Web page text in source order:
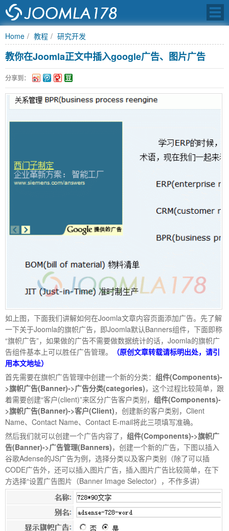
JOOMLA中文之
家,JOOMLA,JOOMLA模
板,JOOMLA教程,JOOMLA扩展
Home 教程 研究开发
教你在Joomla正文中插入google广告、图片广告
分享到：
如上图，下面我们讲解如何在Joomla文章内容页面添加广告。先了解
一下关于Joomla的旗帜广告，即Joomla默认Banners组件，下面即称
“旗帜广告”，如果做的广告不需要做数据统计的话，Joomla的旗帜广
告组件基本上可以胜任广告管理。
（原创文章转载请标明出处，请引
用本文地址）
首先需要在旗帜广告管理中创建一个新的分类： 组件(Components)-
>旗帜广告(Banner)->广告分类(categories)，这个过程比较简单，跟
着需要创建“客户(client)”来区分广告客户类别， 组件(Components)-
>旗帜广告(Banner)->客户(Client)，创建新的客户类别，Client
Name、Contact Name、Contact E-mail将此三项填写准确。
然后我们就可以创建一个广告内容了， 组件(Components)->旗帜广
告(Banner)->广告管理(Banners)，创建一个新的广告，下图以插入
谷歌Adense的JS广告为例，选择分类以及客户类别（除了可以插
CODE广告外，还可以插入图片广告，插入图片广告比较简单，在下
方选择“设置广告图片（Banner Image Selector），不作多讲）